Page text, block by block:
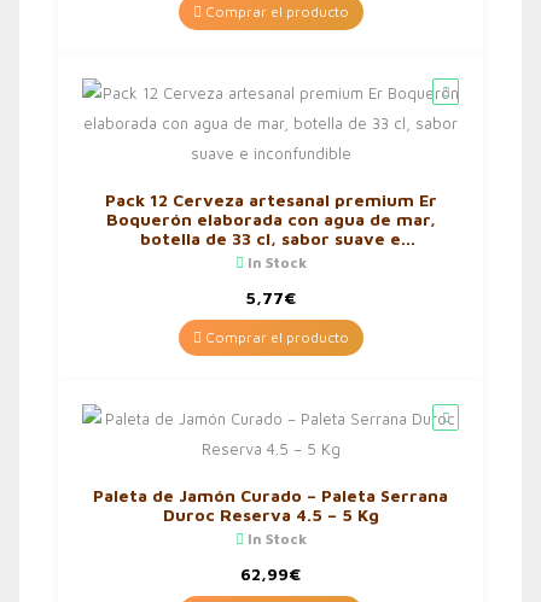
Comprar el producto
Pack 12 Cerveza artesanal premium Er
Boquerón elaborada con agua de mar,
botella de 33 cl, sabor suave e
inconfundible
In Stock
5,77€
Comprar el producto
Paleta de Jamón Curado – Paleta Serrana
Duroc Reserva 4.5 – 5 Kg
In Stock
62,99€